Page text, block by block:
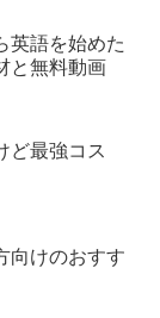
英語を始めた
と無料動画
ど最強コス
向けのおすす